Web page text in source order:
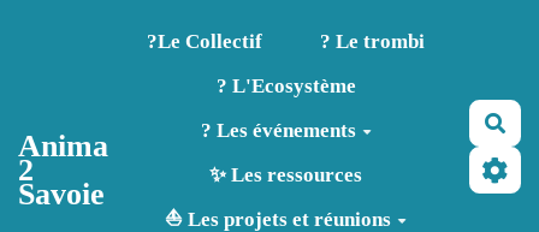
Aller au contenu principal
Anima
2
Savoie
?️Le Collectif
? Le trombi
? L'Ecosystème
? Les événements
✨ Les ressources
⛵ Les projets et réunions